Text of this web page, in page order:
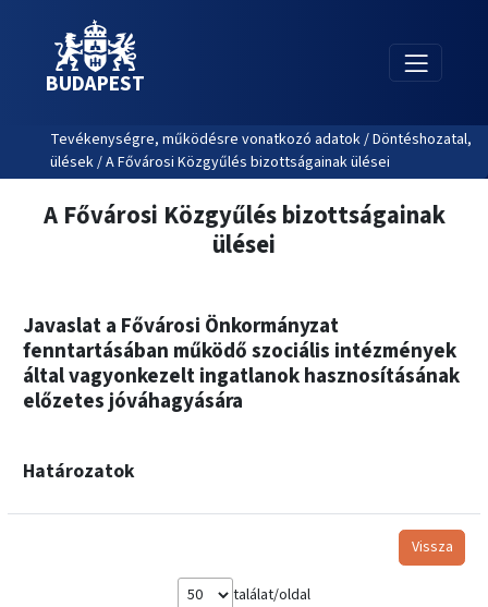
BUDAPEST
Tevékenységre, működésre vonatkozó adatok / Döntéshozatal,
ülések / A Fővárosi Közgyűlés bizottságainak ülései
A Fővárosi Közgyűlés bizottságainak
ülései
Javaslat a Fővárosi Önkormányzat
fenntartásában működő szociális intézmények
által vagyonkezelt ingatlanok hasznosításának
előzetes jóváhagyására
Határozatok
Vissza
találat/oldal